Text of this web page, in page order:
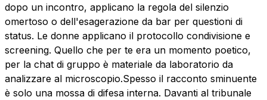
dopo un incontro, applicano la regola del silenzio
omertoso o dell'esagerazione da bar per questioni di
status. Le donne applicano il protocollo condivisione e
screening. Quello che per te era un momento poetico,
per la chat di gruppo è materiale da laboratorio da
analizzare al microscopio. ​Spesso il racconto sminuente
è solo una mossa di difesa interna. Davanti al tribunale